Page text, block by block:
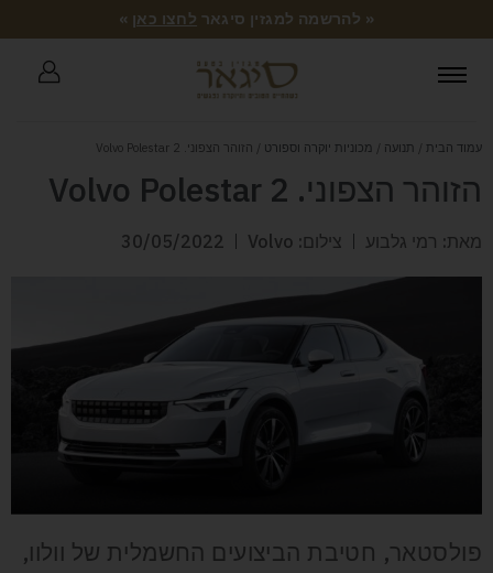
« להרשמה למגזין סיגאר לחצו כאן »
עמוד הבית / תנועה / מכוניות יוקרה וספורט / הזוהר הצפוני. Volvo Polestar 2
הזוהר הצפוני. Volvo Polestar 2
מאת: רמי גלבוע צילום: Volvo 30/05/2022
פולסטאר, חטיבת הביצועים החשמלית של וולוו,